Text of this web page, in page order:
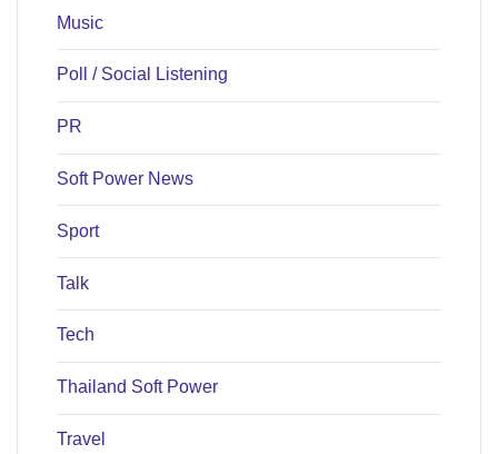
Music
Poll / Social Listening
PR
Soft Power News
Sport
Talk
Tech
Thailand Soft Power
Travel